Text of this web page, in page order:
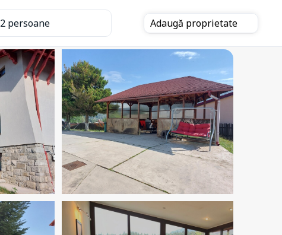
2 persoane Adaugă proprietate